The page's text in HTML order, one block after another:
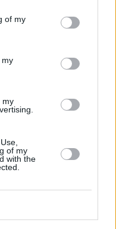
of my
my
my
of my
with the
Real Coffee
flott giveaway til en
Large Pakke med
Pakken inneholder 16
kaffekapsler av